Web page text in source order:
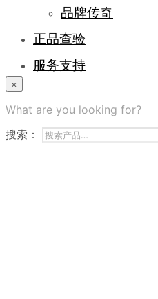
品牌传奇
正品查验
服务支持
常见问题
商务合作
×
What are you looking for?
搜索：